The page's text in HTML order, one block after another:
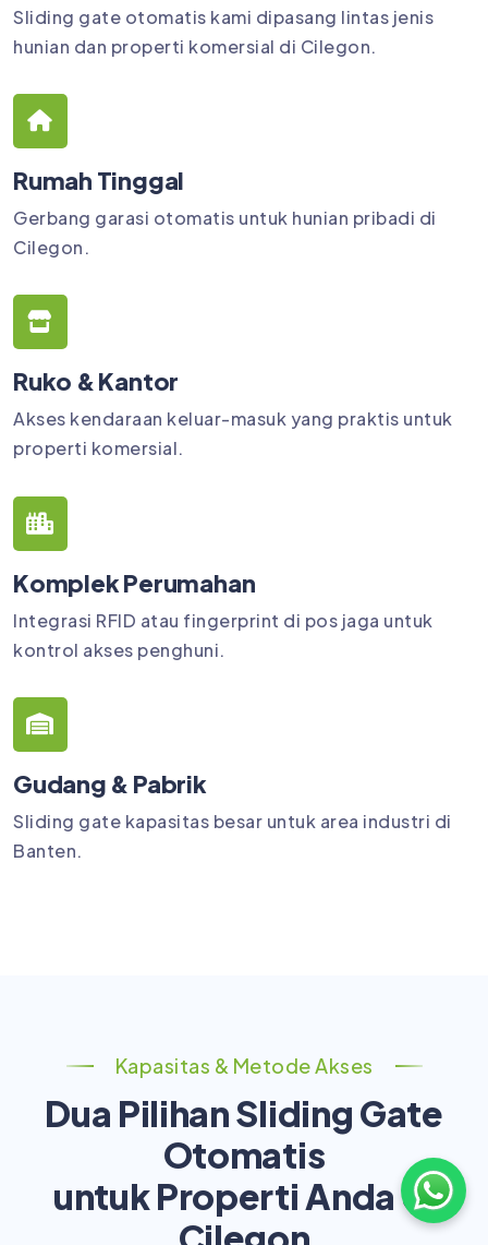
Sliding gate otomatis kami dipasang lintas jenis
hunian dan properti komersial di Cilegon.
Rumah Tinggal
Gerbang garasi otomatis untuk hunian pribadi di
Cilegon.
Ruko & Kantor
Akses kendaraan keluar-masuk yang praktis untuk
properti komersial.
Komplek Perumahan
Integrasi RFID atau fingerprint di pos jaga untuk
kontrol akses penghuni.
Gudang & Pabrik
Sliding gate kapasitas besar untuk area industri di
Banten.
Kapasitas & Metode Akses
Dua Pilihan Sliding Gate
Otomatis
untuk Properti Anda di